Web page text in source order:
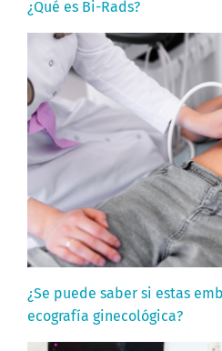
¿Qué es Bi-Rads?
¿Se puede saber si estas
ecografía ginecológica?